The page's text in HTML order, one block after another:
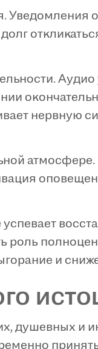
Уведомления
нервную
и
душевных и